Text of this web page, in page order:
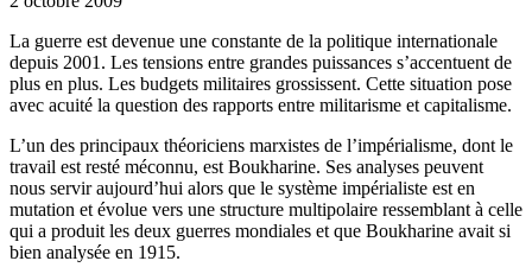
La guerre est devenue une constante de la politique internationale
depuis 2001. Les tensions entre grandes puissances s’accentuent de
plus en plus. Les budgets militaires grossissent. Cette situation pose
avec acuité la question des rapports entre militarisme et capitalisme.
L’un des principaux théoriciens marxistes de l’impérialisme, dont le
travail est resté méconnu, est Boukharine. Ses analyses peuvent
nous servir aujourd’hui alors que le système impérialiste est en
mutation et évolue vers une structure multipolaire ressemblant à celle
qui a produit les deux guerres mondiales et que Boukharine avait si
bien analysée en 1915.